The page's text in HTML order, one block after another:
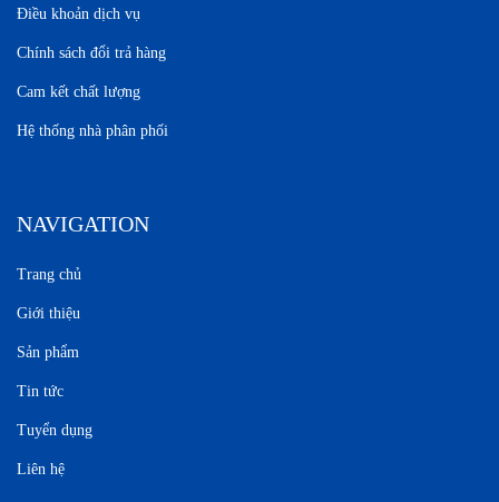
Điều khoản dịch vụ
Chính sách đổi trả hàng
Cam kết chất lượng
Hệ thống nhà phân phối
NAVIGATION
Trang chủ
Giới thiệu
Sản phẩm
Tin tức
Tuyển dụng
Liên hệ